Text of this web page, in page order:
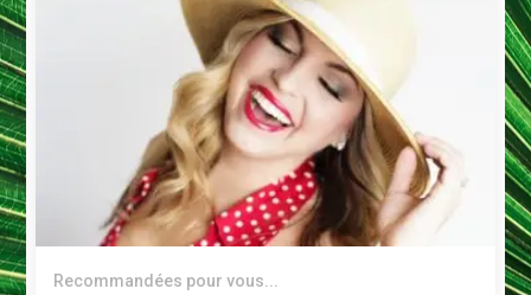
Recommandées pour vous...